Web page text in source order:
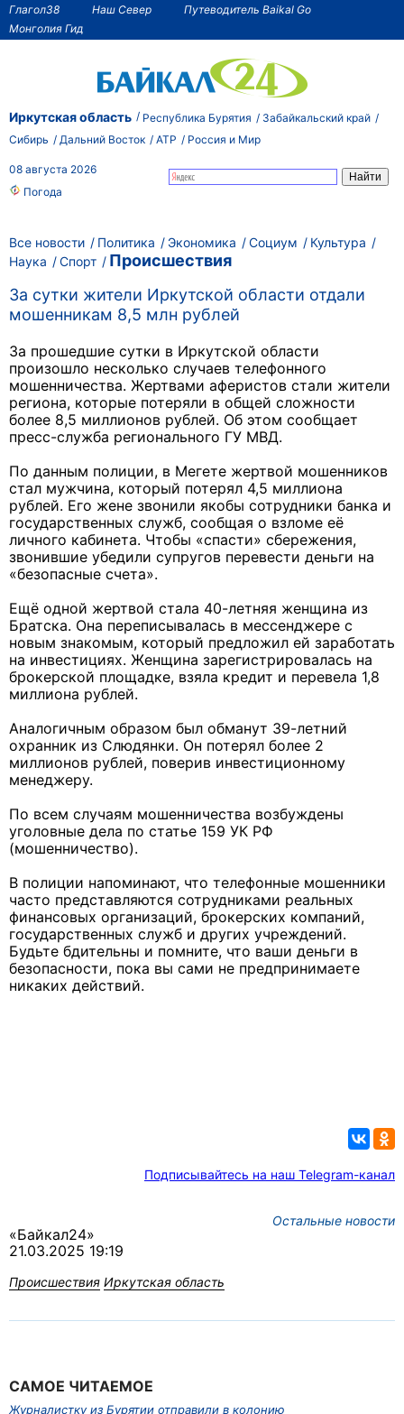
Глагол38 Наш Север
Путеводитель Baikal Go
Монголия Гид
Иркутская область Республика Бурятия
Забайкальский край
Сибирь
Дальний Восток АТР Россия и Мир
08 августа 2026
Погода
Все новости Политика Экономика Социум
Культура
Наука
Спорт
Происшествия
За сутки жители Иркутской области отдали
мошенникам 8,5 млн рублей
За прошедшие сутки в Иркутской области
произошло несколько случаев телефонного
мошенничества. Жертвами аферистов стали жители
региона, которые потеряли в общей сложности
более 8,5 миллионов рублей. Об этом сообщает
пресс-служба регионального ГУ МВД.
По данным полиции, в Мегете жертвой мошенников
стал мужчина, который потерял 4,5 миллиона
рублей. Его жене звонили якобы сотрудники банка и
государственных служб, сообщая о взломе её
личного кабинета. Чтобы «спасти» сбережения,
звонившие убедили супругов перевести деньги на
«безопасные счета».
Ещё одной жертвой стала 40-летняя женщина из
Братска. Она переписывалась в мессенджере с
новым знакомым, который предложил ей заработать
на инвестициях. Женщина зарегистрировалась на
брокерской площадке, взяла кредит и перевела 1,8
миллиона рублей.
Аналогичным образом был обманут 39-летний
охранник из Слюдянки. Он потерял более 2
миллионов рублей, поверив инвестиционному
менеджеру.
По всем случаям мошенничества возбуждены
уголовные дела по статье 159 УК РФ
(мошенничество).
В полиции напоминают, что телефонные мошенники
часто представляются сотрудниками реальных
финансовых организаций, брокерских компаний,
государственных служб и других учреждений.
Будьте бдительны и помните, что ваши деньги в
безопасности, пока вы сами не предпринимаете
никаких действий.
Подписывайтесь на наш Telegram-канал
Остальные новости
«Байкал24»
21.03.2025 19:19
Происшествия Иркутская область
САМОЕ ЧИТАЕМОЕ
Журналистку из Бурятии отправили в колонию